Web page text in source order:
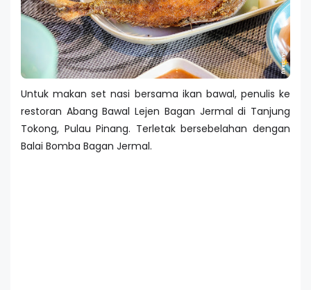
Untuk makan set nasi bersama ikan bawal, penulis ke
restoran Abang Bawal Lejen Bagan Jermal di Tanjung
Tokong, Pulau Pinang. Terletak bersebelahan dengan
Balai Bomba Bagan Jermal.